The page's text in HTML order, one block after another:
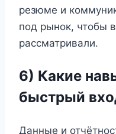
резюме и
под рынок, чтобы
рассматривали.
6) Какие
быстрый
Данные и